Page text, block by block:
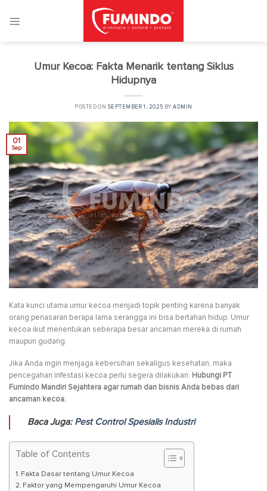
Umur Kecoa: Fakta Menarik tentang Siklus
Hidupnya
POSTED ON SEPTEMBER 1, 2025 BYADMIN
01
Sep
Kata kunci utama umur kecoa menjadi topik penting karena banyak
orang penasaran berapa lama serangga ini bisa bertahan hidup. Umur
kecoa ikut menentukan seberapa besar ancaman mereka di rumah
maupun gudang.
Jika Anda ingin menjaga kebersihan sekaligus kesehatan, maka
pencegahan infestasi kecoa perlu segera dilakukan. Hubungi PT
Fumindo Mandiri Sejahtera agar rumah dan bisnis Anda bebas dari
ancaman kecoa.
Baca Juga: Pest Control Spesialis Industri
Table of Contents
Fakta Dasar tentang Umur Kecoa
Faktor yang Mempengaruhi Umur Kecoa